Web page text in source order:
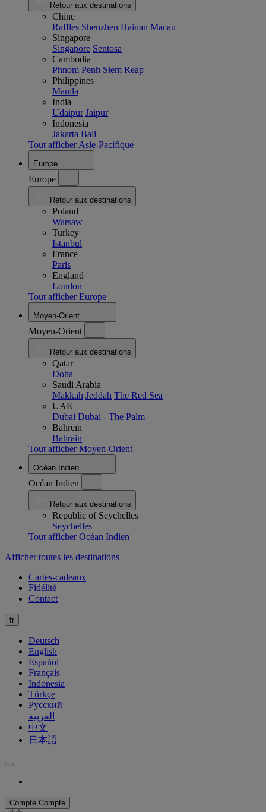
Retour aux destinations
Chine
Raffles Shenzhen Hainan Macau
Singapore
Singapore Sentosa
Cambodia
Phnom Penh Siem Reap
Philippines
Manila
India
Udaipur Jaipur
Indonesia
Jakarta Bali
Tout afficher Asie-Pacifique
Europe
Europe
Retour aux destinations
Poland
Warsaw
Turkey
Istanbul
France
Paris
England
London
Tout afficher Europe
Moyen-Orient
Moyen-Orient
Retour aux destinations
Qatar
Doha
Saudi Arabia
Makkah Jeddah The Red Sea
UAE
Dubai Dubai - The Palm
Bahreïn
Bahrain
Tout afficher Moyen-Orient
Océan Indien
Océan Indien
Retour aux destinations
Republic of Seychelles
Seychelles
Tout afficher Océan Indien
Afficher toutes les destinations
Cartes-cadeaux
Fidélité
Contact
fr
Deutsch
English
Español
Français
Indonesia
Türkçe
Русский
العربية
中文
日本語
Compte Compte